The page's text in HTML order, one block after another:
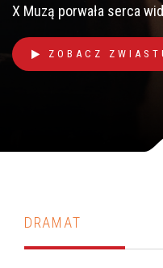
X Muzą porwała serca
ZOBACZ
DRAMAT